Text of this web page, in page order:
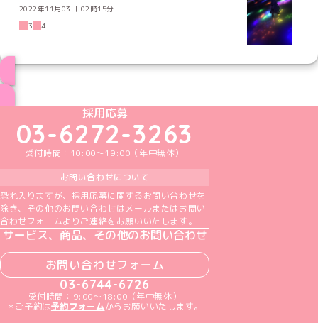
2022年11月03日 02時15分
3
4
めいどりーみんTikTok公式アカウント
めいどりーみんX公式アカウント
めいどりーみんInstagram公式アカウント
めいどりーみんFacebook公式アカウン
めいどりーみんYouTube公式アカ
採用応募
03-6272-3263
受付時間：10:00～19:00（年中無休）
お問い合わせについて
恐れ入りますが、採用応募に関するお問い合わせを
除き、その他のお問い合わせはメールまたはお問い
合わせフォームよりご連絡をお願いいたします。
サービス、商品、その他のお問い合わせ
お問い合わせフォーム
03-6744-6726
受付時間：9:00～18:00（年中無休）
＊ご予約は予約フォームからお願いいたします。